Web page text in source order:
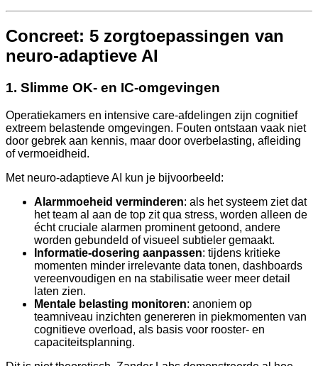
Concreet: 5 zorgtoepassingen van
neuro-adaptieve AI
1. Slimme OK- en IC-omgevingen
Operatiekamers en intensive care-afdelingen zijn cognitief
extreem belastende omgevingen. Fouten ontstaan vaak niet
door gebrek aan kennis, maar door overbelasting, afleiding
of vermoeidheid.
Met neuro-adaptieve AI kun je bijvoorbeeld:
Alarmmoeheid verminderen: als het systeem ziet dat
het team al aan de top zit qua stress, worden alleen de
écht cruciale alarmen prominent getoond, andere
worden gebundeld of visueel subtieler gemaakt.
Informatie-dosering aanpassen: tijdens kritieke
momenten minder irrelevante data tonen, dashboards
vereenvoudigen en na stabilisatie weer meer detail
laten zien.
Mentale belasting monitoren: anoniem op
teamniveau inzichten genereren in piekmomenten van
cognitieve overload, als basis voor rooster- en
capaciteitsplanning.